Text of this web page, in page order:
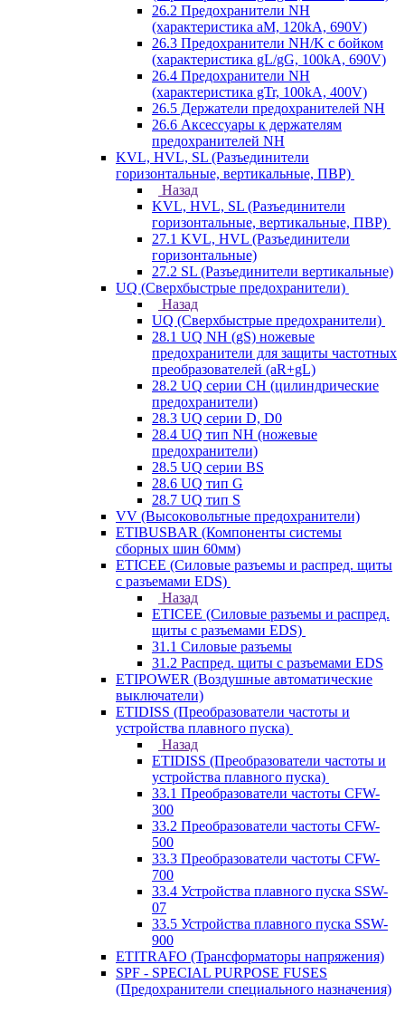
26.2 Предохранители NH
(характеристика aM, 120kA, 690V)
26.3 Предохранители NH/K с бойком
(характеристика gL/gG, 100kA, 690V)
26.4 Предохранители NH
(характеристика gTr, 100kA, 400V)
26.5 Держатели предохранителей NH
26.6 Аксессуары к держателям
предохранителей NH
KVL, HVL, SL (Разъединители
горизонтальные, вертикальные, ПВР)
Назад
KVL, HVL, SL (Разъединители
горизонтальные, вертикальные, ПВР)
27.1 KVL, HVL (Разъединители
горизонтальные)
27.2 SL (Разъединители вертикальные)
UQ (Сверхбыстрые предохранители)
Назад
UQ (Сверхбыстрые предохранители)
28.1 UQ NH (gS) ножевые
предохранители для защиты частотных
преобразователей (aR+gL)
28.2 UQ серии CH (цилиндрические
предохранители)
28.3 UQ серии D, D0
28.4 UQ тип NH (ножевые
предохранители)
28.5 UQ серии BS
28.6 UQ тип G
28.7 UQ тип S
VV (Высоковольтные предохранители)
ETIBUSBAR (Компоненты системы
сборных шин 60мм)
ETICEE (Силовые разъемы и распред. щиты
с разъемами EDS)
Назад
ETICEE (Силовые разъемы и распред.
щиты с разъемами EDS)
31.1 Силовые разъемы
31.2 Распред. щиты с разъемами EDS
ETIPOWER (Воздушные автоматические
выключатели)
ETIDISS (Преобразователи частоты и
устройства плавного пуска)
Назад
ETIDISS (Преобразователи частоты и
устройства плавного пуска)
33.1 Преобразователи частоты CFW-
300
33.2 Преобразователи частоты CFW-
500
33.3 Преобразователи частоты CFW-
700
33.4 Устройства плавного пуска SSW-
07
33.5 Устройства плавного пуска SSW-
900
ETITRAFO (Трансформаторы напряжения)
SPF - SPECIAL PURPOSE FUSES
(Предохранители специального назначения)